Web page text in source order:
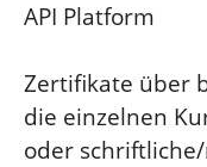
API Platform
Zertifikate über
die einzelnen
oder